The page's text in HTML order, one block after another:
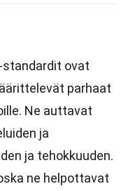
standardit ovat
parhaat
Ne auttavat
ja
ja tehokkuuden.
ne helpottavat